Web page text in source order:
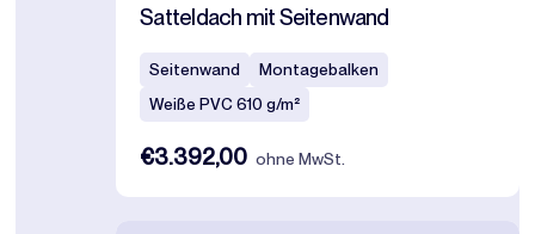
Satteldach mit Seitenwand
Seitenwand
Montagebalken
Weiße PVC 610 g/m²
€3.392,00 ohne MwSt.